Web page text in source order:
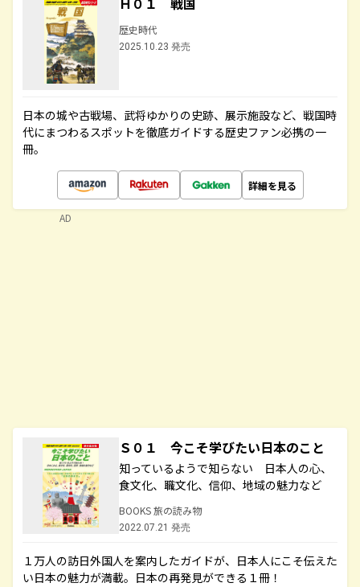
歴史時代
2025.10.23 発売
日本の城や古戦場、武将ゆかりの史跡、展示施設など、戦国時
代にまつわるスポットを徹底ガイドする歴史ファン必携の一
冊。
詳細を見る
Ｓ０１ 今こそ学びたい日本のこと
知っているようで知らない 日本人の心、
食文化、職文化、信仰、地域の魅力など
BOOKS 旅の読み物
2022.07.21 発売
１万人の訪日外国人を案内したガイドが、日本人にこそ伝えた
い日本の魅力が満載。日本の再発見ができる１冊！
AD